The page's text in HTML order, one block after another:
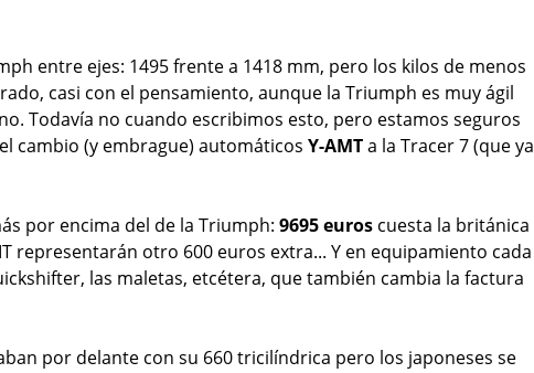
entre ejes: 1495 frente a 1418 mm, pero los kilos de menos
casi con el pensamiento, aunque la Triumph es muy ágil
Todavía no cuando escribimos esto, pero estamos seguros
cambio (y embrague) automáticos Y-AMTa la Tracer 7 (que ya
por encima del de la Triumph: 9695 euros cuesta la británica
representarán otro 600 euros extra... Y en equipamiento cada
las maletas, etcétera, que también cambia la factura
por delante con su 660 tricilíndrica pero los japoneses se